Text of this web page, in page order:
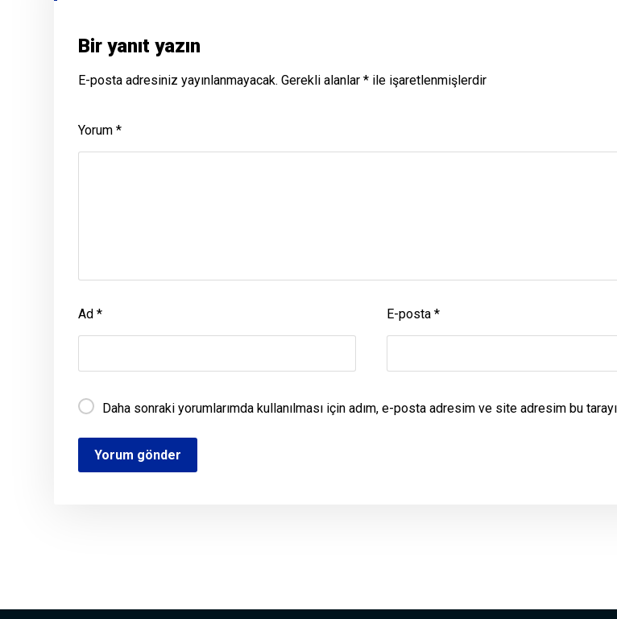
Bir yanıt yazın
E-posta adresiniz yayınlanmayacak. Gerekli alanlar* ile işaretlenmişlerdir
Yorum*
Ad* E-posta*
Daha sonraki yorumlarımda kullanılması için adım, e-posta adresim ve site adresim bu